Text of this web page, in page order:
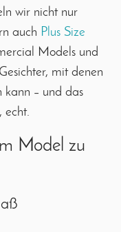
wir nicht nur
auch Plus Size
Models und
mit denen
kann – und das
echt.
Model zu